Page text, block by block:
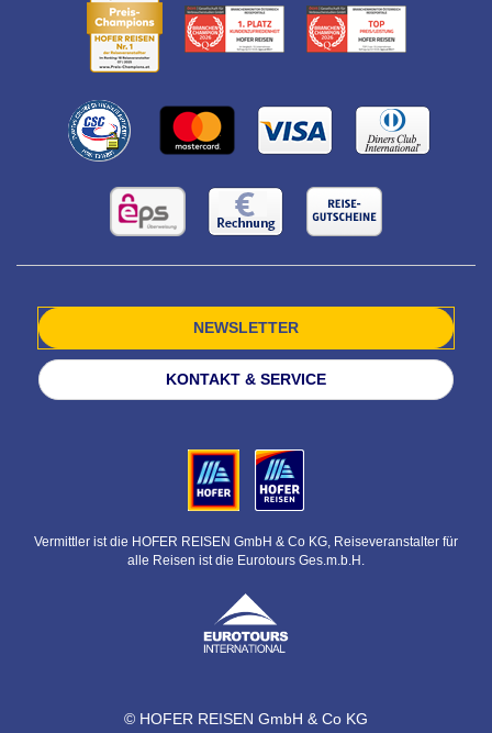
NEWSLETTER
KONTAKT & SERVICE
Vermittler ist die HOFER REISEN GmbH & Co KG, Reiseveranstalter für
alle Reisen ist die Eurotours Ges.m.b.H.
© HOFER REISEN GmbH & Co KG